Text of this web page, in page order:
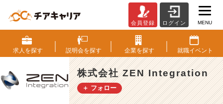
T
偉
人
伝
ス
テ
会員登録 ログイン MENU
求人を探す 説明会を探す 企業を探す 就職イベント
株式会社 ZEN Integration
＋ フォロー